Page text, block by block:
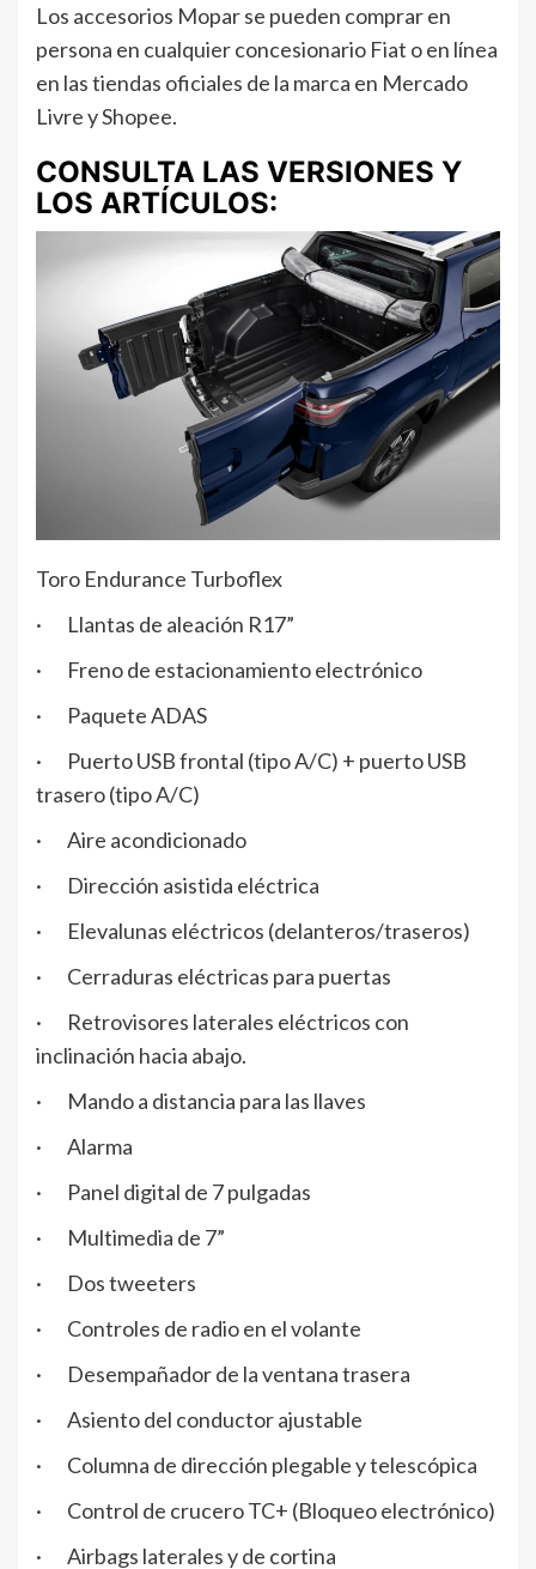
Los accesorios Mopar se pueden comprar en
persona en cualquier concesionario Fiat o en línea
en las tiendas oficiales de la marca en Mercado
Livre y Shopee.
CONSULTA LAS VERSIONES Y
LOS ARTÍCULOS:
Toro Endurance Turboflex
· Llantas de aleación R17”
· Freno de estacionamiento electrónico
· Paquete ADAS
· Puerto USB frontal (tipo A/C) + puerto USB
trasero (tipo A/C)
· Aire acondicionado
· Dirección asistida eléctrica
· Elevalunas eléctricos (delanteros/traseros)
· Cerraduras eléctricas para puertas
· Retrovisores laterales eléctricos con
inclinación hacia abajo.
· Mando a distancia para las llaves
· Alarma
· Panel digital de 7 pulgadas
· Multimedia de 7”
· Dos tweeters
· Controles de radio en el volante
· Desempañador de la ventana trasera
· Asiento del conductor ajustable
· Columna de dirección plegable y telescópica
· Control de crucero TC+ (Bloqueo electrónico)
· Airbags laterales y de cortina